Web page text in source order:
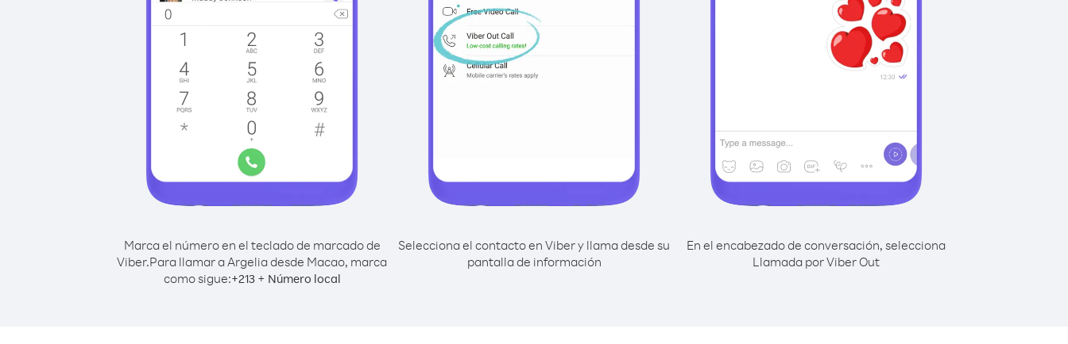
Marca el número en el teclado de marcado de
Viber.Para llamar a Argelia desde Macao, marca
como sigue:+213+ Número local
Selecciona el contacto en Viber y llama desde su
pantalla de información
En el encabezado de conversación, selecciona
Llamada por Viber Out